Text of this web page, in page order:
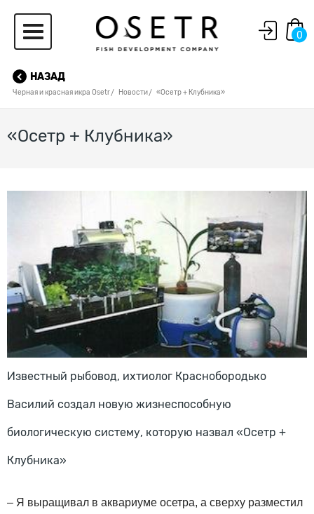
0
НАЗАД
Черная и красная икра Osetr Новости «Осетр + Клубника»
«Осетр + Клубника»
Известный рыбовод, ихтиолог Краснобородько
Василий создал новую жизнеспособную
биологическую систему, которую назвал «Осетр +
Клубника»
– Я выращивал в аквариуме осетра, а сверху разместил